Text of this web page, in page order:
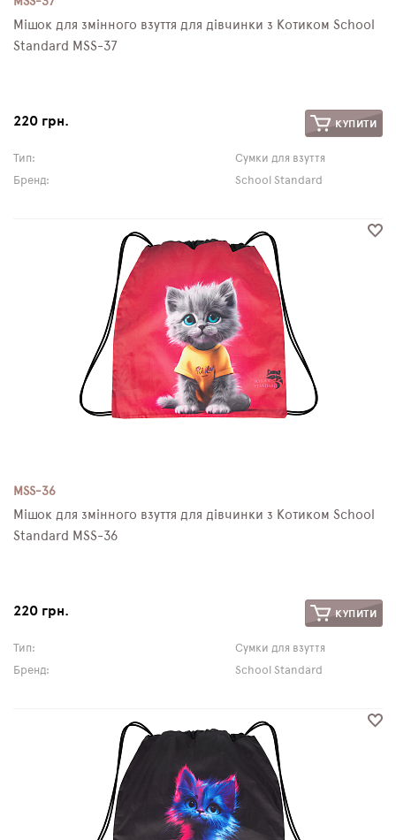
Мішок для змінного взуття для дівчинки з Котиком School
Standard MSS-37
220 грн. КУПИТИ
Тип:
Сумки для взуття
Бренд:
School Standard
MSS-36
Мішок для змінного взуття для дівчинки з Котиком School
Standard MSS-36
220 грн. КУПИТИ
Тип:
Сумки для взуття
Бренд:
School Standard